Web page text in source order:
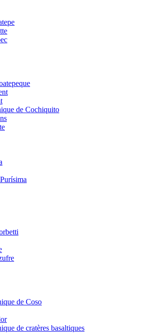
de Cochiquito
de Coso
de cratères basaltiques